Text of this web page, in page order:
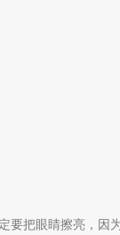
要把眼睛擦亮，因